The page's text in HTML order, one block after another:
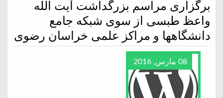
برگزاری مراسم بزرگداشت آیت الله
واعظ طبسی از سوی شبکه جامع
دانشگاهها و مراکز علمی خراسان رضوی
08 مارس, 2016